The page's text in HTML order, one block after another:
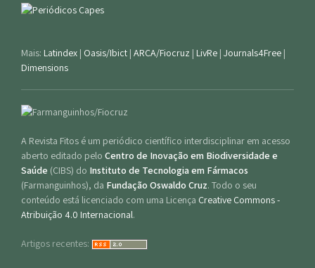
Mais: Latindex | Oasis/Ibict | ARCA/Fiocruz | LivRe | Journals4Free |
Dimensions
A Revista Fitos é um periódico científico interdisciplinar em acesso
aberto editado pelo Centro de Inovação em Biodiversidade e
Saúde (CIBS) do Instituto de Tecnologia em Fármacos
(Farmanguinhos), da Fundação Oswaldo Cruz. Todo o seu
conteúdo está licenciado com uma Licença Creative Commons -
Atribuição 4.0 Internacional.
Artigos recentes: